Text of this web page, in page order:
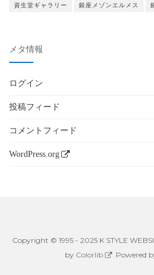
資生堂ギャラリー 銀座メゾンエルメス
メタ情報
ログイン
投稿フィード
コメントフィード
WordPress.org
Copyright © 1995 - 2025 K STYLE
by Colorlib Powered